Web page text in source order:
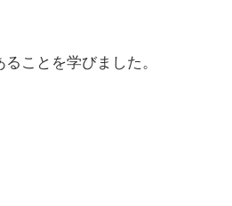
ことを学びました。